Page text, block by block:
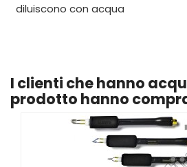
diluiscono con acqua
I clienti che hanno
prodotto hanno